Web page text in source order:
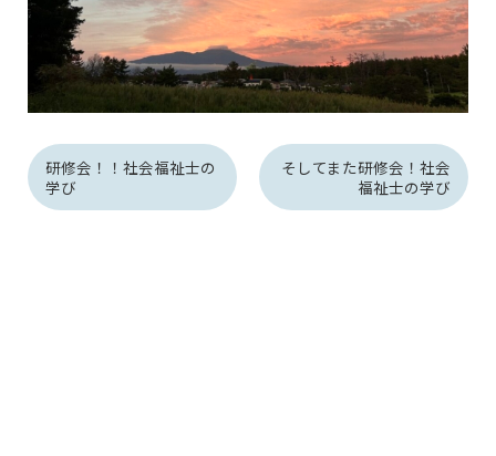
研修会！！社会福祉士の
学び
そしてまた研修会！社会
福祉士の学び